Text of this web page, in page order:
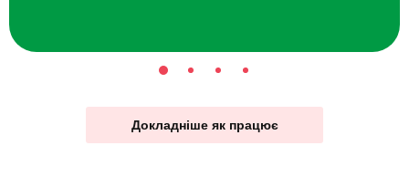
Докладніше як працює